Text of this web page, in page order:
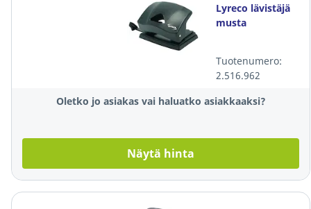
Lyreco lävistäjä
musta
Tuotenumero:
2.516.962
Oletko jo asiakas vai haluatko asiakkaaksi?
Näytä hinta